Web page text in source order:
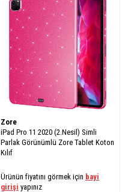
Zore
iPad Pro 11 2020 (2.Nesil) Simli
Parlak Görünümlü Zore Tablet Koton
Kılıf
Ürünün fiyatını görmek için bayi
girişi yapınız